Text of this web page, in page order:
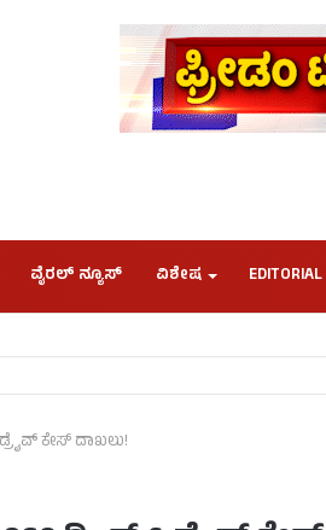
ವೈರಲ್ ನ್ಯೂಸ್ ವಿಶೇಷ EDITORIAL
ಕೇಸ್ ದಾಖಲು!